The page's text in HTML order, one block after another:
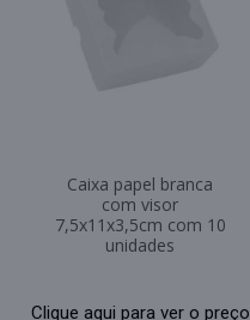
Caixa papel branca
com visor
7,5x11x3,5cm com 10
unidades
Clique aqui para ver o preço